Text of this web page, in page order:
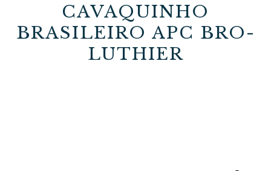
CAVAQUINHO
BRASILEIRO APC BRO-
LUTHIER